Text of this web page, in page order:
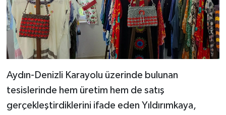
Aydın-Denizli Karayolu üzerinde bulunan
tesislerinde hem üretim hem de satış
gerçekleştirdiklerini ifade eden Yıldırımkaya,